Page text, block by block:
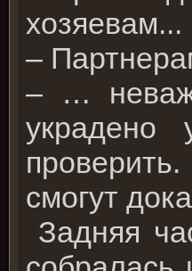
хозяевам...
–
– …
смогут
Задняя